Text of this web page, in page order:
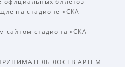
на стадионе «СКА
сайтом стадиона «СКА
ЛОСЕВ АРТЕМ